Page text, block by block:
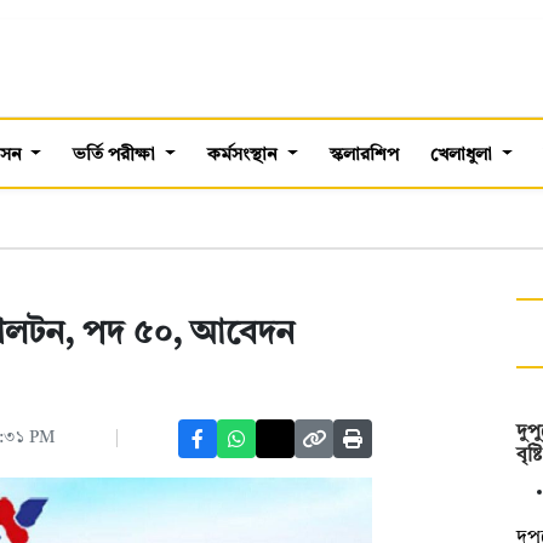
ভর্তি পরীক্ষা কর্মসংস্থান স্কলারশিপ খেলাধুলা
পদ ৫০, আবেদন
PM